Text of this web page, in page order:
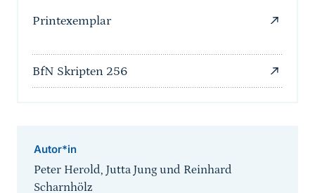
Printexemplar
BfN Skripten 256
Autor*in
Peter Herold, Jutta Jung und Reinhard
Scharnhölz